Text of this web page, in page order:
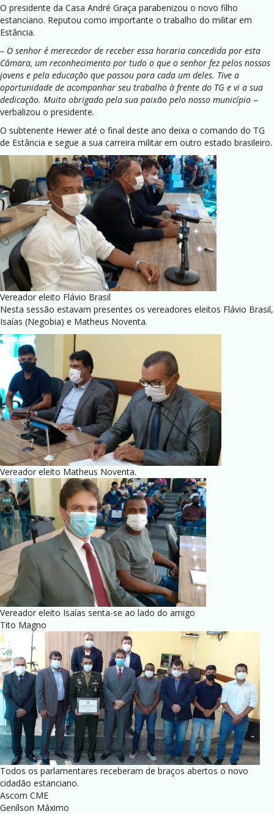
O presidente da Casa André Graça parabenizou o novo filho
estanciano. Reputou como importante o trabalho do militar em
Estância.
– O senhor é merecedor de receber essa horaria concedida por esta
Câmara, um reconhecimento por tudo o que o senhor fez pelos nossos
jovens e pela educação que passou para cada um deles. Tive a
oportunidade de acompanhar seu trabalho à frente do TG e vi a sua
dedicação. Muito obrigado pela sua paixão pelo nosso município –
verbalizou o presidente.
O subtenente Hewer até o final deste ano deixa o comando do TG
de Estância e segue a sua carreira militar em outro estado brasileiro.
Vereador eleito Flávio Brasil
Nesta sessão estavam presentes os vereadores eleitos Flávio Brasil,
Isaías (Negobia) e Matheus Noventa.
Vereador eleito Matheus Noventa.
Vereador eleito Isaías senta-se ao lado do amigo
Tito Magno
Todos os parlamentares receberam de braços abertos o novo
cidadão estanciano.
Ascom CME
Genílson Máximo